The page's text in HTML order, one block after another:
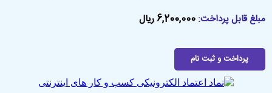
مبلغ قابل پرداخت:6,200,000 ریال